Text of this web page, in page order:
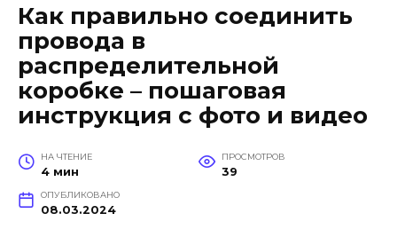
Как правильно соединить
провода в
распределительной
коробке – пошаговая
инструкция с фото и видео
НА ЧТЕНИЕ
4 мин
ПРОСМОТРОВ
39
ОПУБЛИКОВАНО
08.03.2024